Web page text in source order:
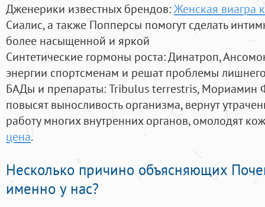
Дженерики известных брендов:Женская виагра
Сиалис, а также Попперсы помогут сделать
более насыщенной и яркой
Синтетические гормоны роста: Динатроп,
энергии спортсменам и решат проблемы
БАДы и препараты:Tribulus terrestris, Мориамин
повысят выносливость организма, вернут
работу многих внутренних органов, омолодят
цена.
Несколько причино объясняющих
именно у нас?